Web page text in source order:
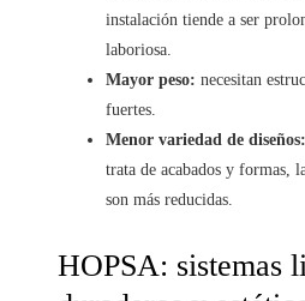
instalación tiende a ser
laboriosa.
Mayor peso: necesitan
fuertes.
Menor variedad de diseños:
trata de acabados y formas,
son más reducidas.
HOPSA: sistemas